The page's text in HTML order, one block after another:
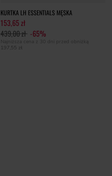
KURTKA LH ESSENTIALS MĘSKA
153,65 zł
439,00 zł -65%
Najniższa cena z 30 dni przed obniżką
197,55 zł